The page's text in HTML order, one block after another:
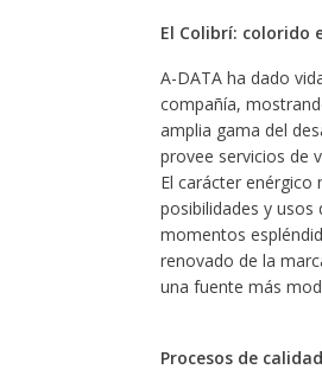
El Colibrí: colorido
A-DATA ha dado
compañía,
amplia gama del
provee servicios de
El carácter
posibilidades y usos
momentos
renovado de la
una fuente más
Procesos de